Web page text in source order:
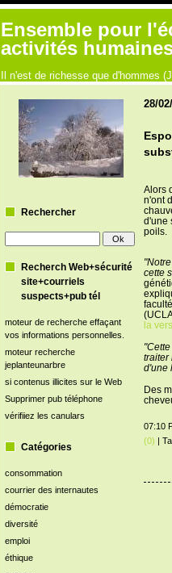
Ensemble pour
activités
Il n'est de richesse que d'hommes
Rechercher
Recherch Web+sécurité
site+courriels
suspects+pub tél
moteur de recherche effaçant
vos informations personnelles.
moteur recherche
jeplanteunarbre
si contenus illicites sur le Web
Supprimer pub téléphone
vérifiiez les canulars
Catégories
consommation
courrier des internautes
démocratie
diversité
emploi
éthique
28/
Alors
n'ont
d'une
poils.
cette
la
traiter
d'une
Des
07:10
(0) |